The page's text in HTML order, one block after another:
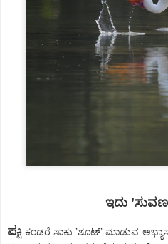
ಇದು ʼ
ಪಕ್ಷಿ ಕಂಡರೆ ಸಾಕುʼಶೂಟ್‌ʼಮಾಡುವ